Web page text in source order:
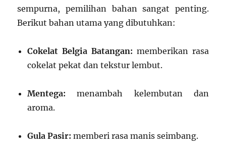
sempurna, pemilihan bahan sangat penting.
Berikut bahan utama yang dibutuhkan:
Cokelat Belgia Batangan: memberikan rasa
cokelat pekat dan tekstur lembut.
Mentega: menambah kelembutan dan
aroma.
Gula Pasir: memberi rasa manis seimbang.